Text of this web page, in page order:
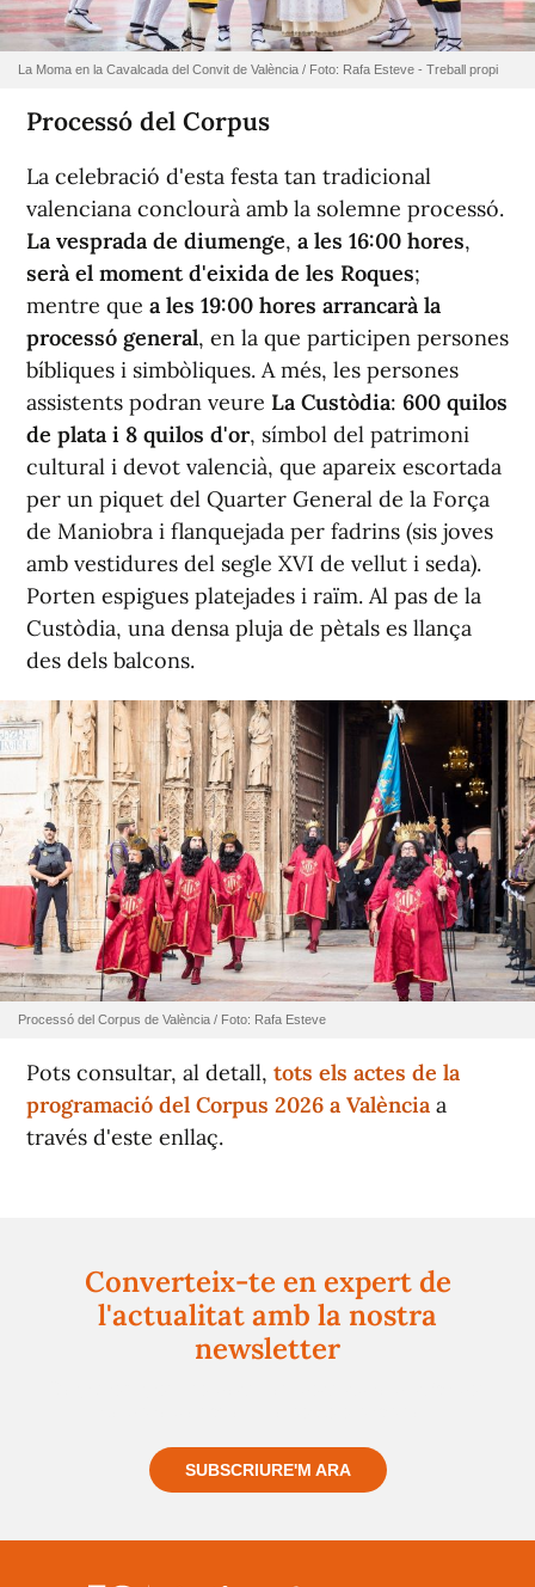
La Moma en la Cavalcada del Convit de València / Foto: Rafa Esteve - Treball propi
Processó del Corpus
La celebració d'esta festa tan tradicional
valenciana conclourà amb la solemne processó.
La vesprada de diumenge, a les 16:00 hores,
serà el moment d'eixida de les Roques;
mentre que a les 19:00 hores arrancarà la
processó general, en la que participen persones
bíbliques i simbòliques. A més, les persones
assistents podran veure La Custòdia: 600 quilos
de plata i 8 quilos d'or, símbol del patrimoni
cultural i devot valencià, que apareix escortada
per un piquet del Quarter General de la Força
de Maniobra i flanquejada per fadrins (sis joves
amb vestidures del segle XVI de vellut i seda).
Porten espigues platejades i raïm. Al pas de la
Custòdia, una densa pluja de pètals es llança
des dels balcons.
Processó del Corpus de València / Foto: Rafa Esteve
Pots consultar, al detall, tots els actes de la
programació del Corpus 2026 a València a
través d'este enllaç.
Converteix-te en expert de
l'actualitat amb la nostra
newsletter
SUBSCRIURE'M ARA